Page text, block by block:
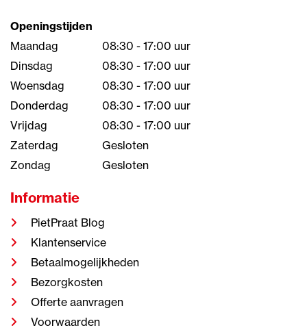
Openingstijden
Maandag
08:30 - 17:00 uur
Dinsdag
08:30 - 17:00 uur
Woensdag
08:30 - 17:00 uur
Donderdag
08:30 - 17:00 uur
Vrijdag
08:30 - 17:00 uur
Zaterdag
Gesloten
Zondag
Gesloten
Informatie
PietPraat Blog
Klantenservice
Betaalmogelijkheden
Bezorgkosten
Offerte aanvragen
Voorwaarden